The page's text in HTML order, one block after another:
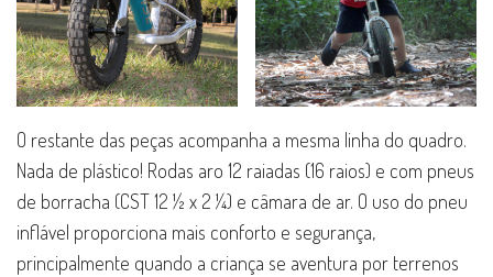
O restante das peças acompanha a mesma linha do quadro.
Nada de plástico! Rodas aro 12 raiadas (16 raios) e com pneus
de borracha (CST 12 ½ x 2 ¼) e câmara de ar. O uso do pneu
inflável proporciona mais conforto e segurança,
principalmente quando a criança se aventura por terrenos